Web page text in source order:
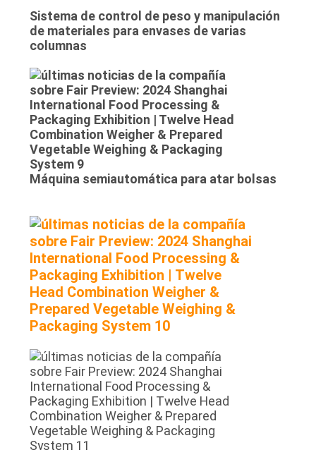
Sistema de control de peso y manipulación
de materiales para envases de varias
columnas
Máquina semiautomática para atar bolsas